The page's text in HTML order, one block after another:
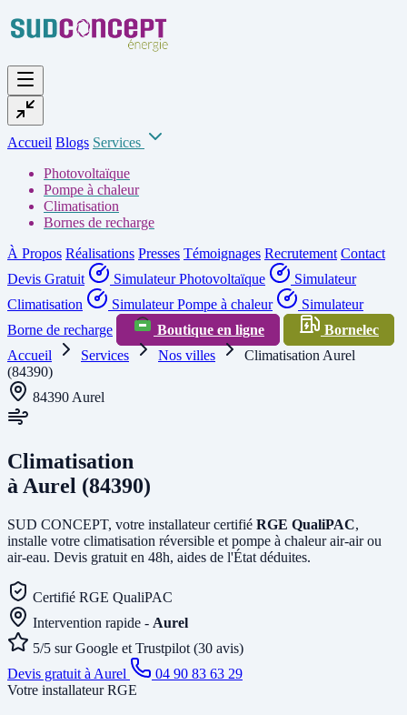
Accueil Blogs Services
Photovoltaïque
Pompe à chaleur
Climatisation
Bornes de recharge
À Propos Réalisations Presses Témoignages Recrutement Contact
Devis Gratuit
Simulateur Photovoltaïque
Simulateur
Climatisation
Simulateur Pompe à chaleur
Simulateur
Borne de recharge
Boutique en ligne
Bornelec
Accueil
Services Nos villes
Climatisation Aurel
(84390)
84390 Aurel
Climatisation
à Aurel (84390)
SUD CONCEPT, votre installateur certifié RGE QualiPAC,
installe votre climatisation réversible et pompe à chaleur air-air ou
air-eau. Devis gratuit en 48h, aides de l'État déduites.
Certifié RGE QualiPAC
Intervention rapide - Aurel
5/5 sur Google et Trustpilot (30 avis)
Devis gratuit à Aurel
04 90 83 63 29
Votre installateur RGE